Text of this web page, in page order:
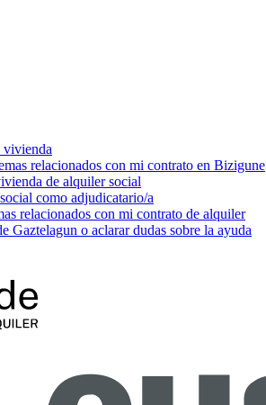
relacionados con mi contrato en Bizigune
de alquiler social
como adjudicatario/a
relacionados con mi contrato de alquiler
Gaztelagun o aclarar dudas sobre la ayuda